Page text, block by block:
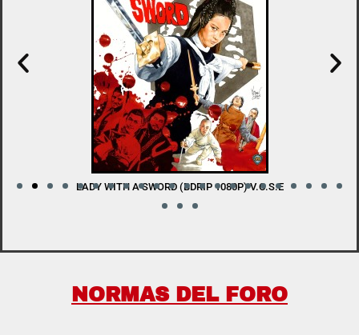
LADY WITH A SWORD (BDRIP 1080P) V.O.S.E
NORMAS DEL FORO